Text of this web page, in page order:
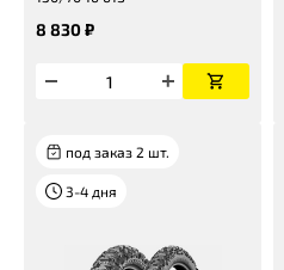
8 830 ₽
под заказ 2 шт.
3-4 дня